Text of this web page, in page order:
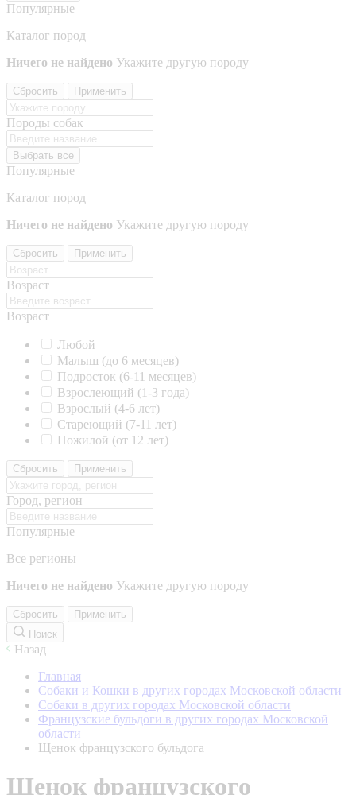
Популярные
Каталог пород
Ничего не найдено Укажите другую породу
Сбросить Применить
Породы собак
Выбрать все
Популярные
Каталог пород
Ничего не найдено Укажите другую породу
Сбросить Применить
Возраст
Возраст
Любой
Малыш (до 6 месяцев)
Подросток (6-11 месяцев)
Взрослеющий (1-3 года)
Взрослый (4-6 лет)
Стареющий (7-11 лет)
Пожилой (от 12 лет)
Сбросить Применить
Город, регион
Популярные
Все регионы
Ничего не найдено Укажите другую породу
Сбросить
Применить
Поиск
Назад
Главная
Собаки и Кошки в других городах Московской области
Собаки в других городах Московской области
Французские бульдоги в других городах Московской
области
Щенок французского бульдога
Щенок французского